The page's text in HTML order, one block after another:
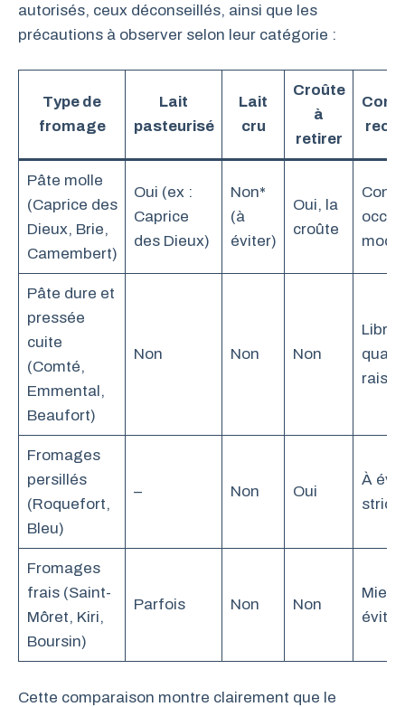
autorisés, ceux déconseillés, ainsi que les
précautions à observer selon leur catégorie :
Type de
fromage
Lait
pasteurisé
Lait
cru
Croûte
à
retirer
Pâte molle
(Caprice des
Dieux, Brie,
Camembert)
Oui (ex :
Caprice
des Dieux)
Non*
(à
éviter)
Oui, la
croûte
Pâte dure et
pressée
cuite
(Comté,
Emmental,
Beaufort)
Non Non Non
Libre
Fromages
persillés
(Roquefort,
Bleu)
– Non Oui
À
Fromages
frais (Saint-
Môret, Kiri,
Boursin)
Parfois Non Non
éviter
Cette comparaison montre clairement que le